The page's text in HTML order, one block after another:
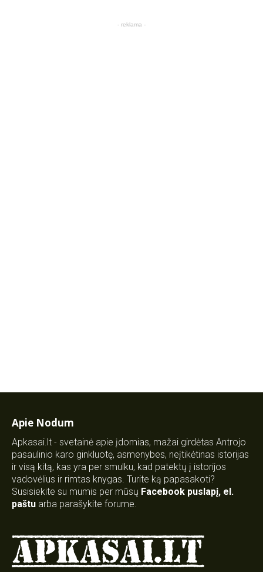
- reklama -
Apie Nodum
Apkasai.lt - svetainė apie įdomias, mažai girdėtas Antrojo
pasaulinio karo ginkluotę, asmenybes, neįtikėtinas istorijas
ir visą kitą, kas yra per smulku, kad patektų į istorijos
vadovėlius ir rimtas knygas. Turite ką papasakoti?
Susisiekite su mumis per mūsų Facebook puslapį, el.
paštu arba parašykite forume.